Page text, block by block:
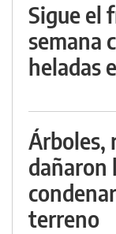
Sigue el
semana
heladas
Árboles,
dañaron
terreno